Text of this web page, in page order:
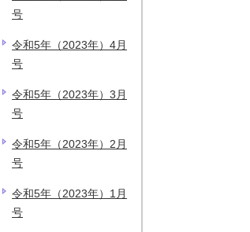
号
令和5年（2023年）4月
号
令和5年（2023年）3月
号
令和5年（2023年）2月
号
令和5年（2023年）1月
号